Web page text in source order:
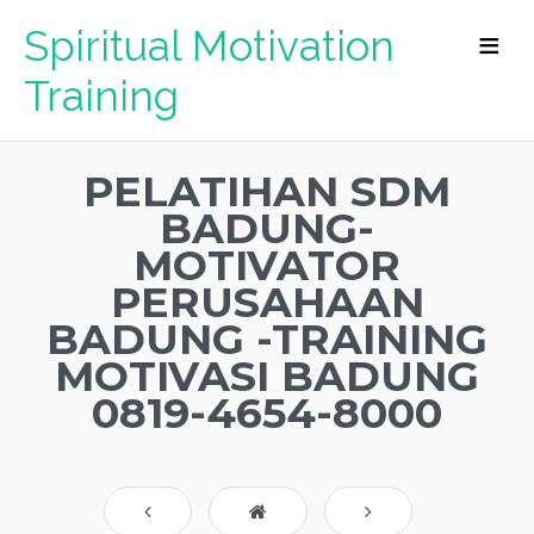
Spiritual Motivation
Training
PELATIHAN SDM
BADUNG-
MOTIVATOR
PERUSAHAAN
BADUNG -TRAINING
MOTIVASI BADUNG
0819-4654-8000